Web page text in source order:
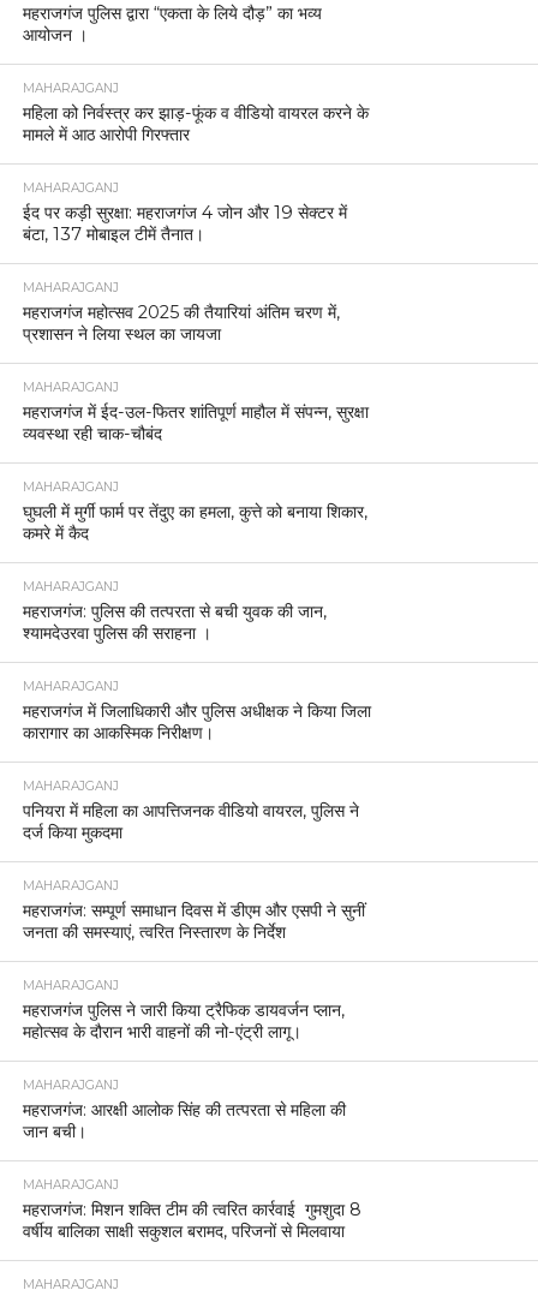
महराजगंज पुलिस द्वारा “एकता के लिये दौड़” का भव्य
आयोजन ।
MAHARAJGANJ
महिला को निर्वस्त्र कर झाड़-फूंक व वीडियो वायरल करने के
मामले में आठ आरोपी गिरफ्तार
MAHARAJGANJ
ईद पर कड़ी सुरक्षा: महराजगंज 4 जोन और 19 सेक्टर में
बंटा, 137 मोबाइल टीमें तैनात।
MAHARAJGANJ
महराजगंज महोत्सव 2025 की तैयारियां अंतिम चरण में,
प्रशासन ने लिया स्थल का जायजा
MAHARAJGANJ
महराजगंज में ईद-उल-फितर शांतिपूर्ण माहौल में संपन्न, सुरक्षा
व्यवस्था रही चाक-चौबंद
MAHARAJGANJ
घुघली में मुर्गी फार्म पर तेंदुए का हमला, कुत्ते को बनाया शिकार,
कमरे में कैद
MAHARAJGANJ
महराजगंज: पुलिस की तत्परता से बची युवक की जान,
श्यामदेउरवा पुलिस की सराहना ।
MAHARAJGANJ
महराजगंज में जिलाधिकारी और पुलिस अधीक्षक ने किया जिला
कारागार का आकस्मिक निरीक्षण।
MAHARAJGANJ
पनियरा में महिला का आपत्तिजनक वीडियो वायरल, पुलिस ने
दर्ज किया मुकदमा
MAHARAJGANJ
महराजगंज: सम्पूर्ण समाधान दिवस में डीएम और एसपी ने सुनीं
जनता की समस्याएं, त्वरित निस्तारण के निर्देश
MAHARAJGANJ
महराजगंज पुलिस ने जारी किया ट्रैफिक डायवर्जन प्लान,
महोत्सव के दौरान भारी वाहनों की नो-एंट्री लागू।
MAHARAJGANJ
महराजगंज: आरक्षी आलोक सिंह की तत्परता से महिला की
जान बची।
MAHARAJGANJ
महराजगंज: मिशन शक्ति टीम की त्वरित कार्रवाई गुमशुदा 8
वर्षीय बालिका साक्षी सकुशल बरामद, परिजनों से मिलवाया
MAHARAJGANJ